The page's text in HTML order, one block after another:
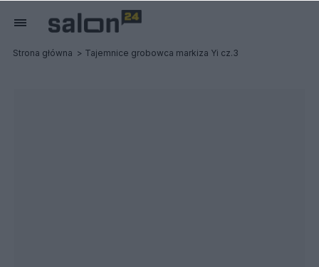
Strona główna Tajemnice grobowca markiza Yi cz.3